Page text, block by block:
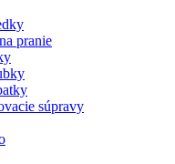
pranie
súpravy